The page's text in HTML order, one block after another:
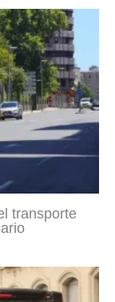
transporte